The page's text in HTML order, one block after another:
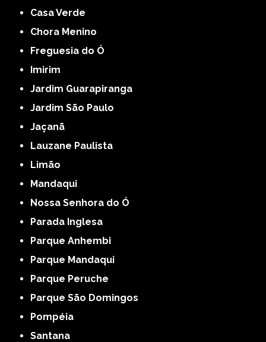
Casa Verde
Chora Menino
Freguesia do Ó
Imirim
Jardim Guarapiranga
Jardim São Paulo
Jaçanã
Lauzane Paulista
Limão
Mandaqui
Nossa Senhora do Ó
Parada Inglesa
Parque Anhembi
Parque Mandaqui
Parque Peruche
Parque São Domingos
Pompéia
Santana